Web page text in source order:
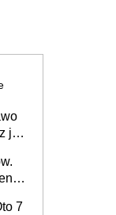
je
7